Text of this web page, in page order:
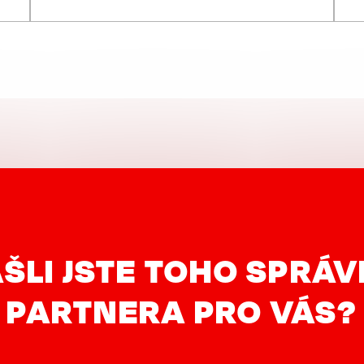
JSTE TOHO
PARTNERA PRO VÁS?